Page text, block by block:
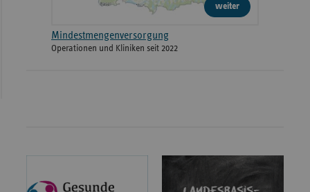
weiter
Mindestmengenversorgung
Operationen und Kliniken seit 2022